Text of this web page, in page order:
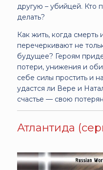
другую – убийцей. Кто
делать?
Как жить, когда смерть
перечеркивают не
будущее? Героям
потери, унижения и
себе силы простить и
удастся ли Вере и
счастье — свою
Атлантида